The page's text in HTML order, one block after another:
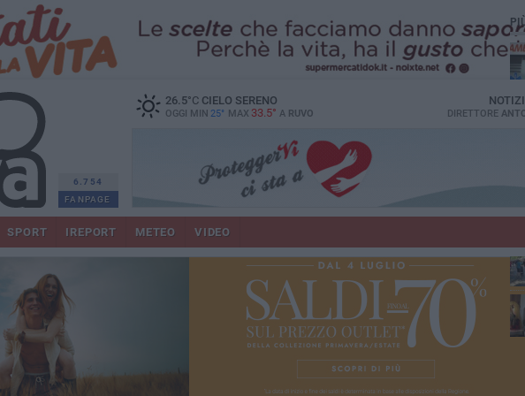
6.754
FANPAGE
26.5°CCIELO SERENO
OGGI MIN 25° MAX 33.5° A RUVO DIRETTORE
SPORT IREPORT METEO VIDEO